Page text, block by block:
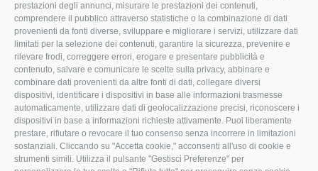
prestazioni degli annunci, misurare le prestazioni dei contenuti,
comprendere il pubblico attraverso statistiche o la combinazione di dati
provenienti da fonti diverse, sviluppare e migliorare i servizi, utilizzare dati
limitati per la selezione dei contenuti, garantire la sicurezza, prevenire e
rilevare frodi, correggere errori, erogare e presentare pubblicità e
contenuto, salvare e comunicare le scelte sulla privacy, abbinare e
combinare dati provenienti da altre fonti di dati, collegare diversi
dispositivi, identificare i dispositivi in base alle informazioni trasmesse
automaticamente, utilizzare dati di geolocalizzazione precisi, riconoscere i
dispositivi in base a informazioni richieste attivamente. Puoi liberamente
prestare, rifiutare o revocare il tuo consenso senza incorrere in limitazioni
sostanziali. Cliccando su "Accetta cookie," acconsenti all'uso di cookie e
strumenti simili. Utilizza il pulsante "Gestisci Preferenze" per
info@mocamacchinari.it
F
a
c
e
b
o
I
n
s
t
a
g
L
i
n
k
e
d